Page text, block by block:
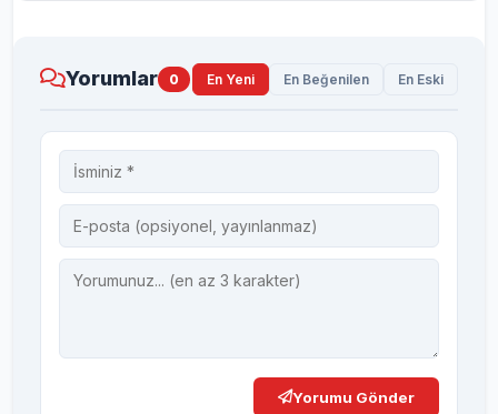
Yorumlar 0 En Yeni En Beğenilen En Eski
Yorumu Gönder